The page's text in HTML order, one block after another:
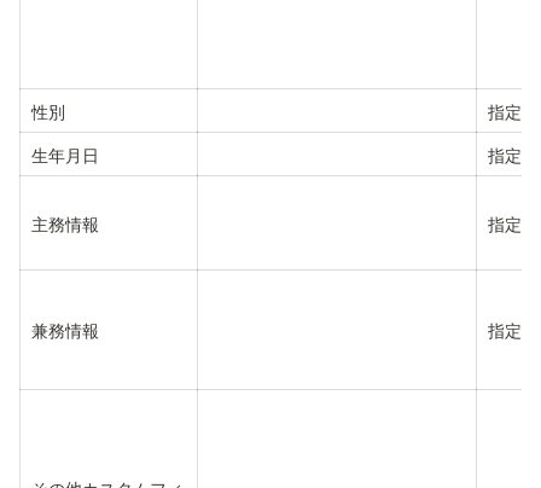
性別
指定
生年月日
指定
主務情報 指定
兼務情報 指定